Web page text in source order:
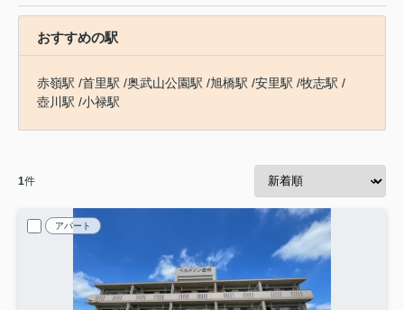
おすすめの駅
赤嶺駅 /首里駅 /奥武山公園駅 /旭橋駅 /安里駅 /牧志駅 /
壺川駅 /小禄駅
1件
アパート